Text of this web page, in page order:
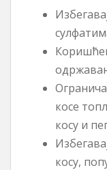
косе
косу и
косу,